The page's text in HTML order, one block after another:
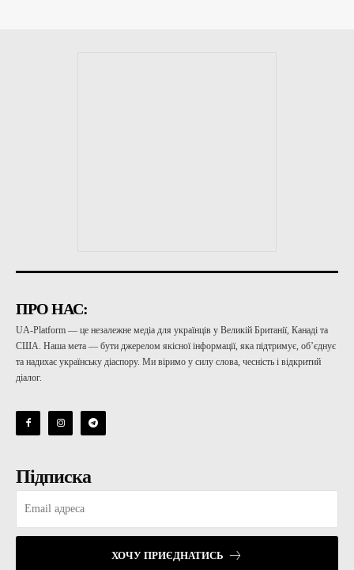
ПРО НАС:
UA-Platform — це незалежне медіа для українців у Великій Британії, Канаді та
США. Наша мета — бути джерелом якісної інформації, яка підтримує, об’єднує
та надихає українську діаспору. Ми віримо у силу слова, чесність і відкритий
діалог.
Підписка
ХОЧУ ПРИЄДНАТИСЬ